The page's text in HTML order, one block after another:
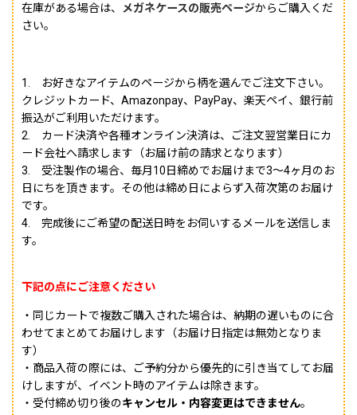
在庫がある場合は、 メガネケースの販売ページからご購入くだ
さい。
1. お好きなアイテムのページから柄を選んでご注文下さい。
クレジットカード、Amazonpay、PayPay、楽天ペイ、銀行前
振込がご利用いただけます。
2. カード決済や各種オンライン決済は、ご注文翌営業日にカ
ード会社へ請求します（お届け前の請求となります）
3. 受注製作の場合、毎月10日締めでお届けまで3〜4ヶ月のお
日にちを頂きます。その他は締め日によらず入荷次第のお届け
です。
4. 完成後にご希望の配送日時をお伺いするメールを送信しま
す。
下記の点にご注意ください
・同じカートで複数ご購入された場合は、納期の遅いものに合
わせてまとめてお届けします（お届け日指定は無効となりま
す）
・商品入荷の際には、ご予約分から優先的に引き当てしてお届
けしますが、イベント時のアイテムは除きます。
・受付締め切り後のキャンセル・内容変更はできません。